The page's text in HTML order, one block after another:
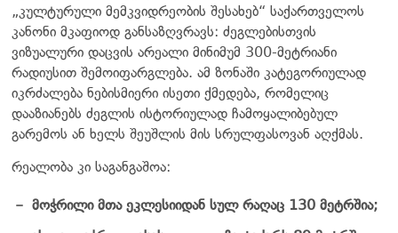
„კულტურული მემკვიდრეობის შესახებ“ საქართველოს
კანონი მკაფიოდ განსაზღვრავს: ძეგლებისთვის
ვიზუალური დაცვის არეალი მინიმუმ 300-მეტრიანი
რადიუსით შემოიფარგლება. ამ ზონაში კატეგორიულად
იკრძალება ნებისმიერი ისეთი ქმედება, რომელიც
დააზიანებს ძეგლის ისტორიულად ჩამოყალიბებულ
გარემოს ან ხელს შეუშლის მის სრულფასოვან აღქმას.
რეალობა კი საგანგაშოა:
მოჭრილი მთა ეკლესიიდან სულ რაღაც 130 მეტრშია;